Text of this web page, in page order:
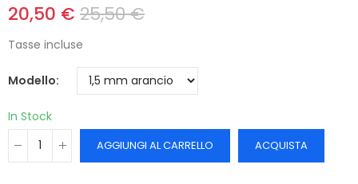
20,50 € 25,50 €
Tasse incluse
Modello
In Stock
AGGIUNGI AL CARRELLO ACQUISTA